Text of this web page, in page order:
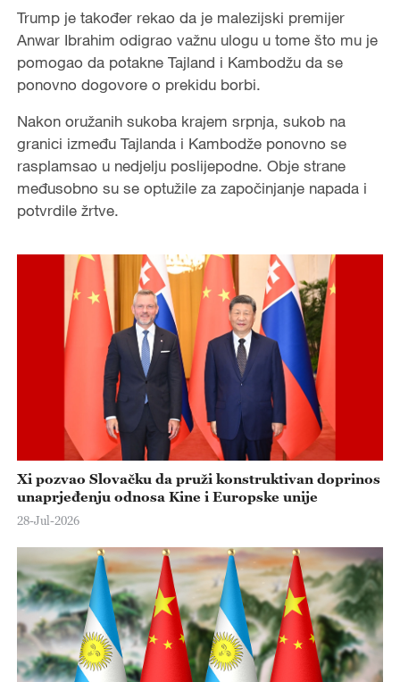
Trump je također rekao da je malezijski premijer
Anwar Ibrahim odigrao važnu ulogu u tome što mu je
pomogao da potakne Tajland i Kambodžu da se
ponovno dogovore o prekidu borbi.
Nakon oružanih sukoba krajem srpnja, sukob na
granici između Tajlanda i Kambodže ponovno se
rasplamsao u nedjelju poslijepodne. Obje strane
međusobno su se optužile za započinjanje napada i
potvrdile žrtve.
Xi pozvao Slovačku da pruži konstruktivan doprinos
unaprjeđenju odnosa Kine i Europske unije
28-Jul-2026